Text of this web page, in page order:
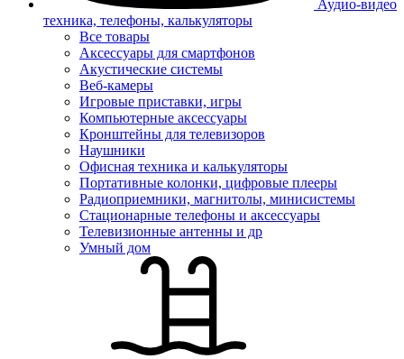
Аудио-видео
техника, телефоны, калькуляторы
Все товары
Аксессуары для смартфонов
Акустические системы
Веб-камеры
Игровые приставки, игры
Компьютерные аксессуары
Кронштейны для телевизоров
Наушники
Офисная техника и калькуляторы
Портативные колонки, цифровые плееры
Радиоприемники, магнитолы, минисистемы
Стационарные телефоны и аксессуары
Телевизионные антенны и др
Умный дом